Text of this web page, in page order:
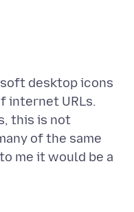
desktop icons
internet URLs.
this is not
of the same
me it would be a